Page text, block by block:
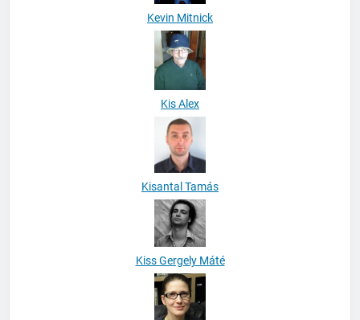
Kevin Mitnick
Kis Alex
Kisantal Tamás
Kiss Gergely Máté